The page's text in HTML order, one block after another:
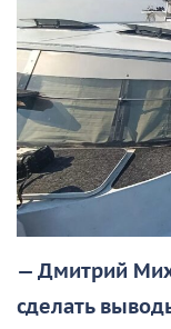
— Дмитрий
сделать